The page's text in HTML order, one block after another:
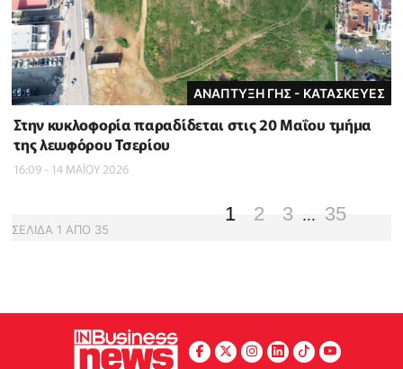
ΑΝΑΠΤΥΞΗ ΓΗΣ - ΚΑΤΑΣΚΕΥΕΣ
Στην κυκλοφορία παραδίδεται στις 20 Μαΐου τμήμα
της λεωφόρου Τσερίου
16:09 - 14 ΜΑΪ́ΟΥ 2026
ΣΕΛΙΔΑ 1 ΑΠΟ 35
1 2 3 ... 35